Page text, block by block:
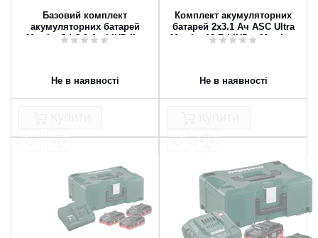
Базовий комплект
акумуляторних батарей
Metabo 3 * 8.0 Ач LiHD II +
Не в наявності
Комплект акумуляторних
батарей 2x3.1 Ач ASC Ultra
Metabo 18 В LiHD + MetaLoc
Не в наявності